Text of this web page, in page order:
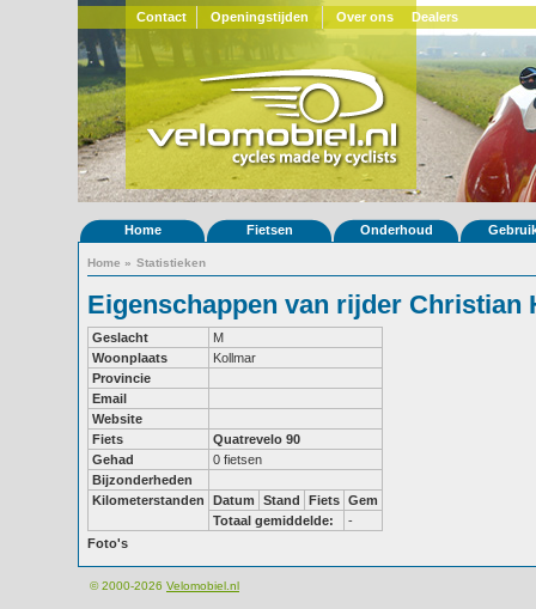
Contact Openingstijden Over ons Dealers
Home Fietsen Onderhoud
Home » Statistieken
Eigenschappen van rijder Christian
Geslacht
M
Woonplaats
Kollmar
Provincie
Email
Website
Fiets
Quatrevelo 90
Gehad
0 fietsen
Bijzonderheden
Kilometerstanden
Datum Stand Fiets Gem
Totaal gemiddelde:
-
Foto's
© 2000-2026 Velomobiel.nl